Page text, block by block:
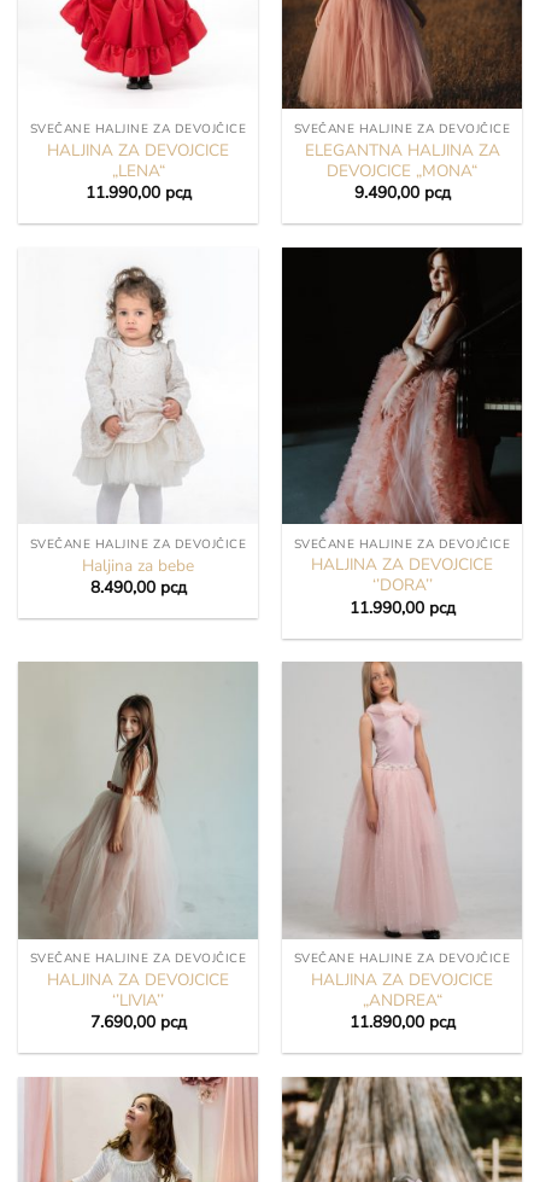
SVEČANE HALJINE ZA DEVOJČICE
HALJINA ZA DEVOJCICE
„LENA“
11.990,00 рсд
SVEČANE HALJINE ZA DEVOJČICE
ELEGANTNA HALJINA ZA
DEVOJCICE „MONA“
9.490,00 рсд
SVEČANE HALJINE ZA DEVOJČICE
Haljina za bebe
8.490,00 рсд
SVEČANE HALJINE ZA DEVOJČICE
HALJINA ZA DEVOJCICE
‘’DORA’’
11.990,00 рсд
SVEČANE HALJINE ZA DEVOJČICE
HALJINA ZA DEVOJCICE
‘’LIVIA’’
7.690,00 рсд
SVEČANE HALJINE ZA DEVOJČICE
HALJINA ZA DEVOJCICE
„ANDREA“
11.890,00 рсд